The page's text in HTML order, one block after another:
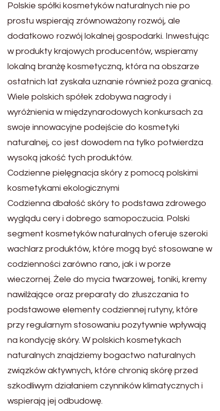
Polskie spółki kosmetyków naturalnych nie po
prostu wspierają zrównoważony rozwój, ale
dodatkowo rozwój lokalnej gospodarki. Inwestując
w produkty krajowych producentów, wspieramy
lokalną branżę kosmetyczną, która na obszarze
ostatnich lat zyskała uznanie również poza granicą.
Wiele polskich spółek zdobywa nagrody i
wyróżnienia w międzynarodowych konkursach za
swoje innowacyjne podejście do kosmetyki
naturalnej, co jest dowodem na tylko potwierdza
wysoką jakość tych produktów.
Codzienne pielęgnacja skóry z pomocą polskimi
kosmetykami ekologicznymi
Codzienna dbałość skóry to podstawa zdrowego
wyglądu cery i dobrego samopoczucia. Polski
segment kosmetyków naturalnych oferuje szeroki
wachlarz produktów, które mogą być stosowane w
codzienności zarówno rano, jak i w porze
wieczornej. Żele do mycia twarzowej, toniki, kremy
nawilżające oraz preparaty do złuszczania to
podstawowe elementy codziennej rutyny, które
przy regularnym stosowaniu pozytywnie wpływają
na kondycję skóry. W polskich kosmetykach
naturalnych znajdziemy bogactwo naturalnych
związków aktywnych, które chronią skórę przed
szkodliwym działaniem czynników klimatycznych i
wspierają jej odbudowę.